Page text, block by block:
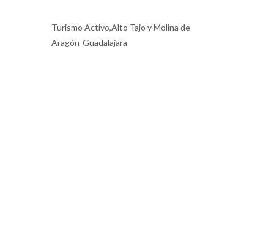
Turismo Activo,Alto Tajo y Molina de
Aragón-Guadalajara